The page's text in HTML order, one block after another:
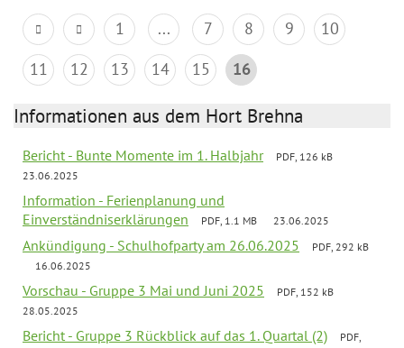
1 ... 7 8 9
10
11
12 13 14 15 16
Informationen aus dem Hort Brehna
Bericht - Bunte Momente im 1. Halbjahr
PDF, 126 kB
23.06.2025
Information - Ferienplanung und
Einverständniserklärungen
PDF, 1.1 MB 23.06.2025
Ankündigung - Schulhofparty am 26.06.2025
PDF, 292 kB
16.06.2025
Vorschau - Gruppe 3 Mai und Juni 2025
PDF, 152 kB
28.05.2025
Bericht - Gruppe 3 Rückblick auf das 1. Quartal (2)
PDF,